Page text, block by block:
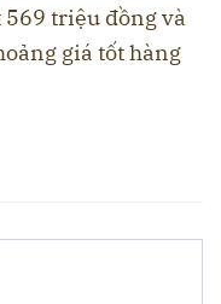
569 triệu đồng và
giá tốt hàng